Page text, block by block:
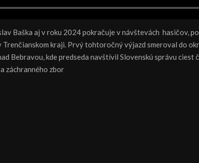
Baška aj v roku 2024 pokračuje v návštevách hasičov,
kraji. Prvý tohtoročný výjazd smeroval do
Bebravou, kde predseda navštívil Slovenskú správu ciest
záchranného zbor